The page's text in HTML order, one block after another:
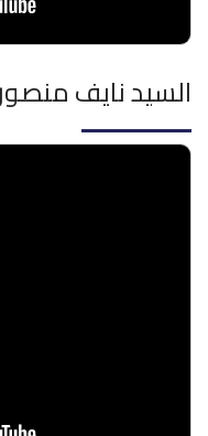
السيد نايف